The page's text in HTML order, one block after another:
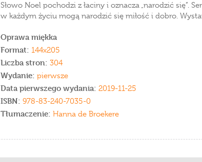
Słowo Noel pochodzi z łaciny i oznacza „narodzić się”.
w każdym życiu mogą narodzić się miłość i dobro.
Oprawa miękka
Format: 144x205
Liczba stron: 304
Wydanie: pierwsze
Data pierwszego wydania: 2019-11-25
ISBN: 978-83-240-7035-0
Tłumaczenie: Hanna de Broekere